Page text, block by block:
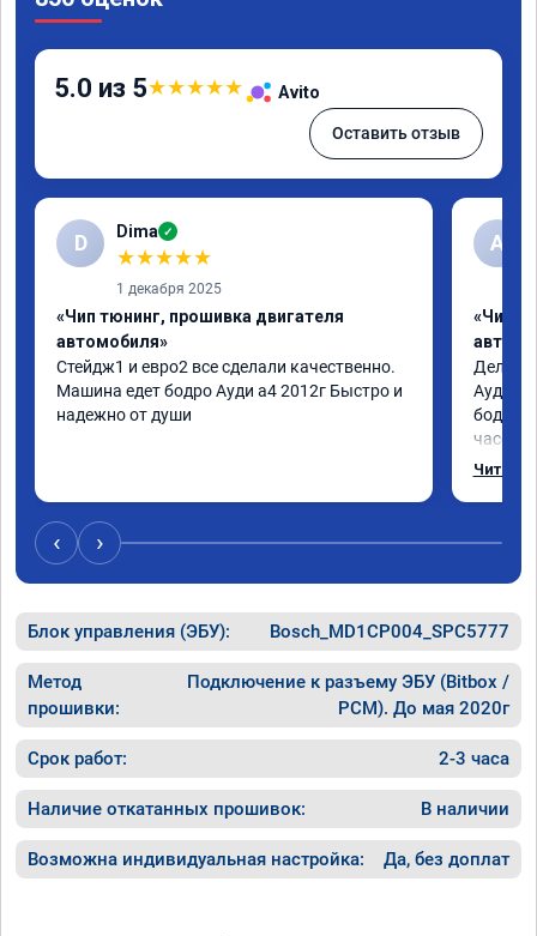
5.0 из 5★★★★★ Avito
Оставить отзыв
D Dima ✓
★★★★★
1 декабря 2025
«Чип тюнинг, прошивка двигателя
автомобиля»
Стейдж1 и евро2 все сделали качественно.
Машина едет бодро Ауди а4 2012г Быстро и
надежно от души
А
«Чип
Делал
как
Читать
‹ ›
Блок управления (ЭБУ): Bosch_MD1CP004_SPC5777
Метод
прошивки:
Подключение к разъему ЭБУ (Bitbox /
PCM). До мая 2020г
Срок работ: 2-3 часа
Наличие откатанных прошивок: В наличии
Возможна индивидуальная настройка: Да, без доплат